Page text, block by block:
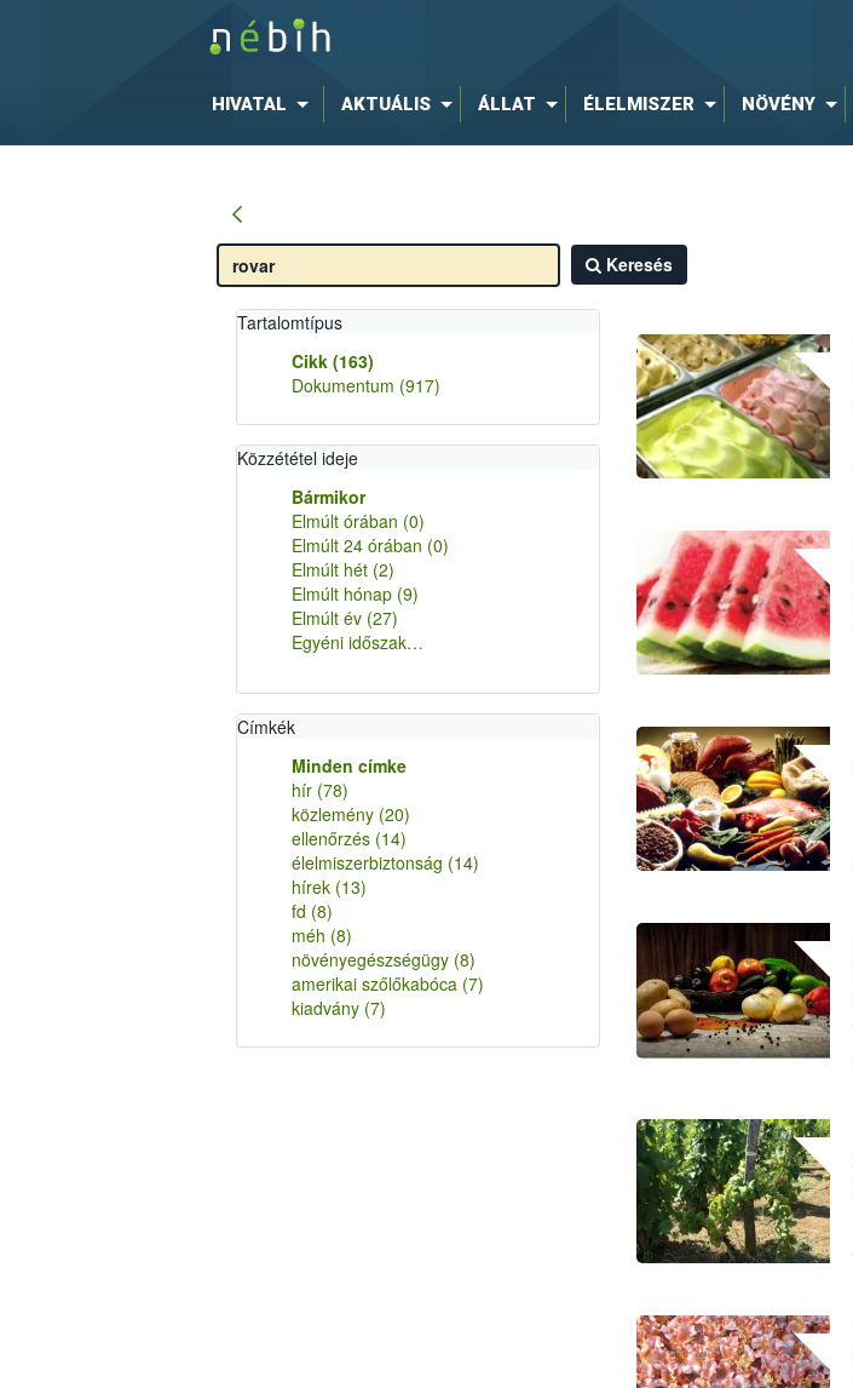
HIVATAL AKTUÁLIS ÁLLAT ÉLELMISZER NÖVÉNY
Keresés
Tartalomtípus
Cikk (163)
Dokumentum (917)
Közzététel ideje
Bármikor
Elmúlt órában (0)
Elmúlt 24 órában (0)
Elmúlt hét (2)
Elmúlt hónap (9)
Elmúlt év (27)
Egyéni időszak…
Címkék
Minden címke
hír (78)
közlemény (20)
ellenőrzés (14)
élelmiszerbiztonság (14)
hírek (13)
fd (8)
méh (8)
növényegészségügy (8)
amerikai szőlőkabóca (7)
kiadvány (7)